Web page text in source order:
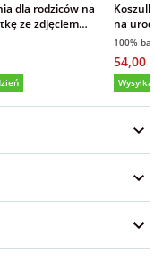
dla rodziców na
ze zdjęciem
21x15 cm
na
czarna
100%
54,00